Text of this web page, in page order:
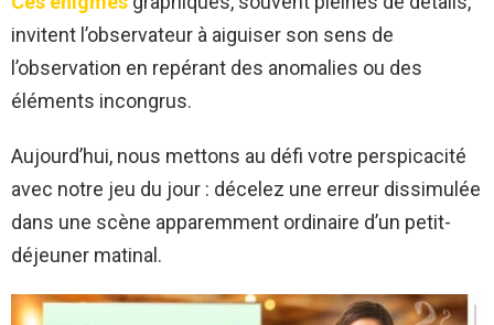
invitent l’observateur à aiguiser son sens de
l’observation en repérant des anomalies ou des
éléments incongrus.
Aujourd’hui, nous mettons au défi votre perspicacité
avec notre jeu du jour : décelez une erreur dissimulée
dans une scène apparemment ordinaire d’un petit-
déjeuner matinal.